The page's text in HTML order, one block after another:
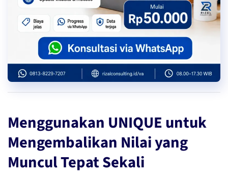
Menggunakan UNIQUE untuk
Mengembalikan Nilai yang
Muncul Tepat Sekali